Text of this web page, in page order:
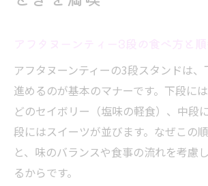
アフタヌーンティーの3段スタンドは
進めるのが基本のマナーです。下段に
どのセイボリー（塩味の軽食）、中段
段にはスイーツが並びます。なぜこの
と、味のバランスや食事の流れを考慮
るからです。